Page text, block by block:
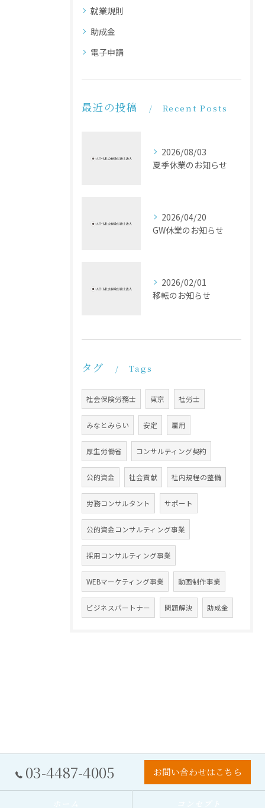
就業規則
助成金
電子申請
最近の投稿 Recent Posts
2026/08/03
夏季休業のお知らせ
2026/04/20
GW休業のお知らせ
2026/02/01
移転のお知らせ
タグ Tags
社会保険労務士 東京 社労士
みなとみらい 安定 雇用
厚生労働省 コンサルティング契約
公的資金 社会貢献 社内規程の整備
労務コンサルタント サポート
公的資金コンサルティング事業
採用コンサルティング事業
WEBマーケティング事業 動画制作事業
ビジネスパートナー 問題解決 助成金
03-4487-4005 お問い合わせはこちら